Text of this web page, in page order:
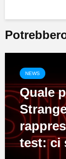
NEWS
Quale
test: ci